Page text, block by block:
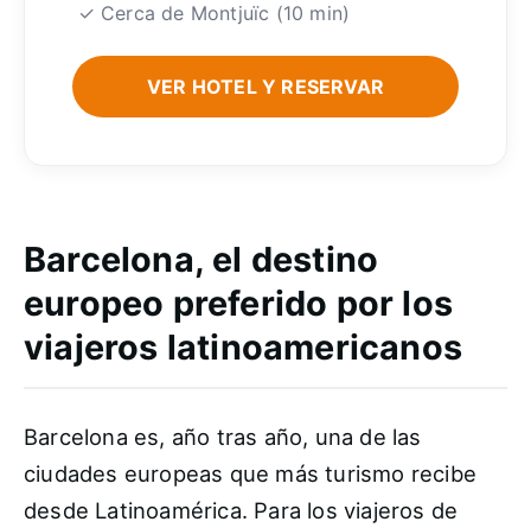
✓ Cerca de Montjuïc (10 min)
VER HOTEL Y RESERVAR
Barcelona, el destino
europeo preferido por los
viajeros latinoamericanos
Barcelona es, año tras año, una de las
ciudades europeas que más turismo recibe
desde Latinoamérica. Para los viajeros de